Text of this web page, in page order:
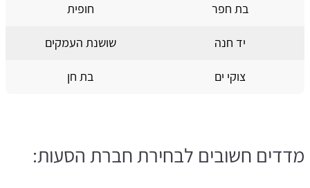
בת חפר
חופית
יד חנה שושנת העמקים
צוקי ים בת חן
מדדים חשובים לבחירת חברת הסעות: